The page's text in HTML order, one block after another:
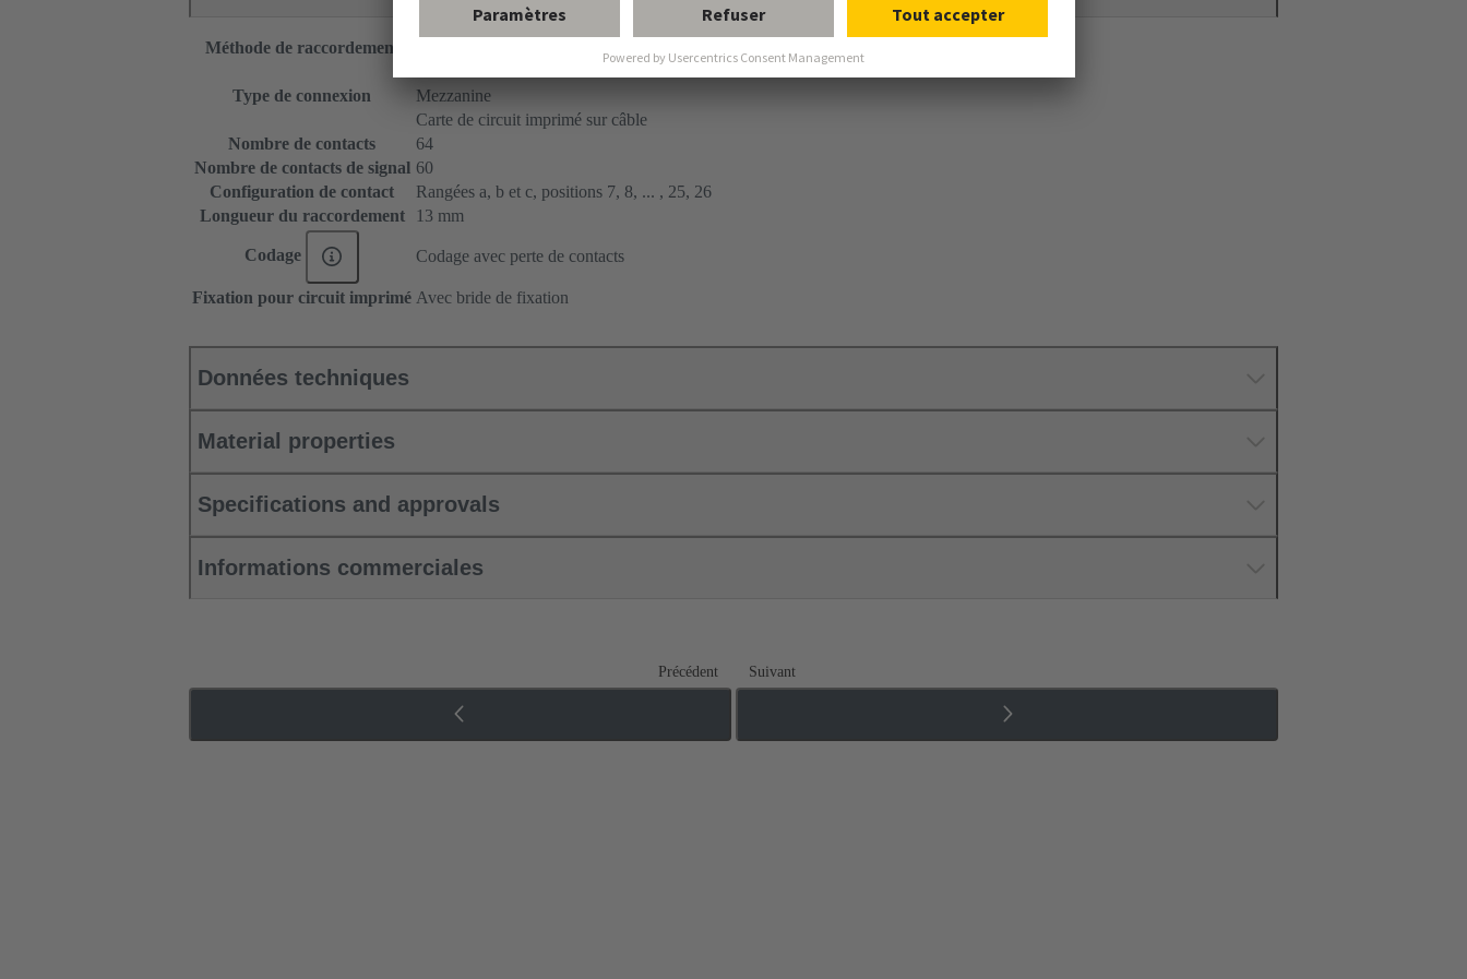
Méthode de raccordement
Type de connexion
Mezzanine
Carte de circuit imprimé sur câble
Nombre de contacts
64
Nombre de contacts de signal 60
Configuration de contact
Rangées a, b et c, positions 7, 8, ... , 25, 26
Longueur du raccordement
13 mm
Codage Codage avec perte de contacts
Fixation pour circuit imprimé Avec bride de fixation
Données techniques
Material properties
Specifications and approvals
Informations commerciales
Précédent Suivant